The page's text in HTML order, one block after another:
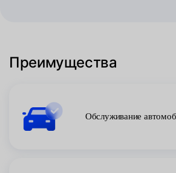
Преимущества
Обслуживание